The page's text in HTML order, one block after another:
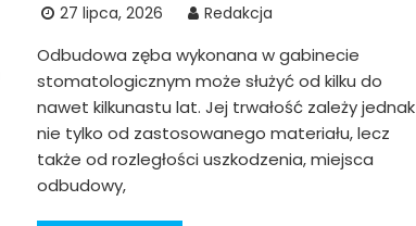
27 lipca, 2026 Redakcja
Odbudowa zęba wykonana w gabinecie
stomatologicznym może służyć od kilku do
nawet kilkunastu lat. Jej trwałość zależy jednak
nie tylko od zastosowanego materiału, lecz
także od rozległości uszkodzenia, miejsca
odbudowy,